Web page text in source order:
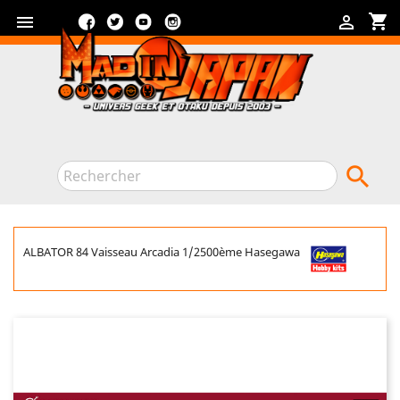
 shopping_cart

FacebookTwitterYouTube

ALBATOR 84 Vaisseau Arcadia 1/2500ème Hasegawa